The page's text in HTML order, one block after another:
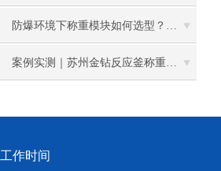
防爆环境下称重模块如何选型？这三个案例告诉你答案
案例实测｜苏州金钻反应釜称重模块，破解化工厂计量难题
工作时间